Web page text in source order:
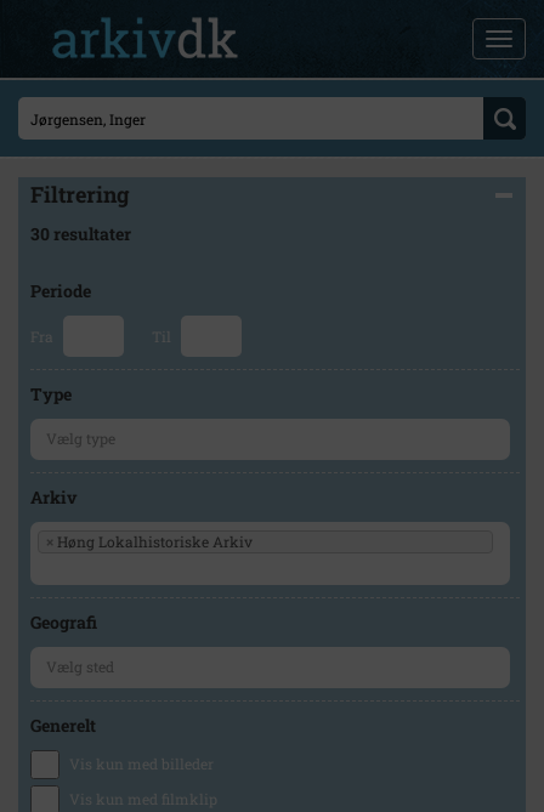
Filtrering
30 resultater
Periode
Fra Til
Type
Arkiv
× Høng Lokalhistoriske Arkiv
Geografi
Generelt
Vis kun med billeder
Vis kun med filmklip